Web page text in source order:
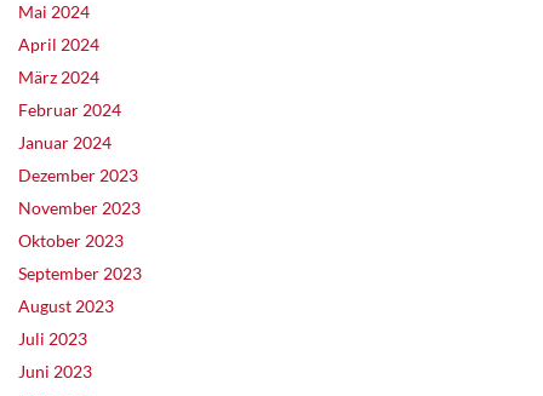
Mai 2024
April 2024
März 2024
Februar 2024
Januar 2024
Dezember 2023
November 2023
Oktober 2023
September 2023
August 2023
Juli 2023
Juni 2023